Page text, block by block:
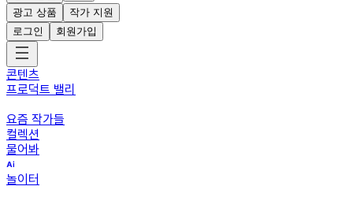
광고 상품
작가 지원
로그인
회원가입
콘텐츠
프로덕트 밸리
요즘 작가들
컬렉션
물어봐
놀이터